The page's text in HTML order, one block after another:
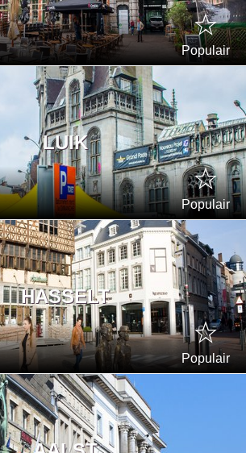
Populair
LUIK
Populair
HASSELT
Populair